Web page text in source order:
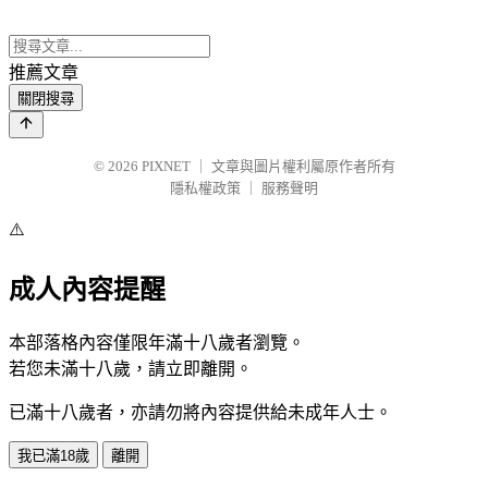
推薦文章
關閉搜尋
© 2026 PIXNET
文章與圖片權利屬原作者所有
隱私權政策
服務聲明
⚠️
成人內容提醒
本部落格內容僅限年滿十八歲者瀏覽。
若您未滿十八歲，請立即離開。
已滿十八歲者，亦請勿將內容提供給未成年人士。
我已滿18歲 離開